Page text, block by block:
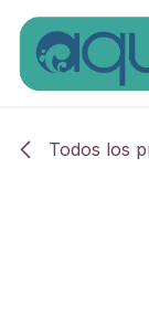
Ir al contenido
Todos los